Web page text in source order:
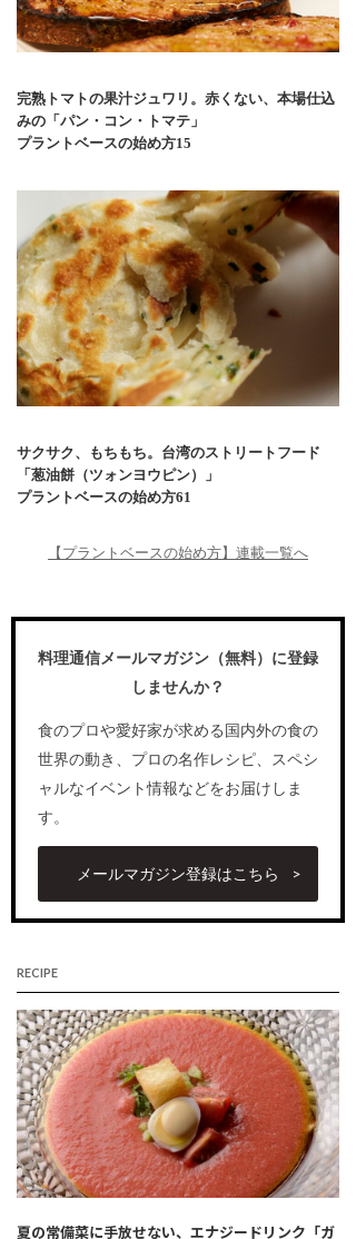
完熟トマトの果汁ジュワリ。赤くない、本場仕込
みの「パン・コン・トマテ」
プラントベースの始め方15
サクサク、もちもち。台湾のストリートフード
「葱油餅（ツォンヨウピン）」
プラントベースの始め方61
【プラントベースの始め方】連載一覧へ
料理通信メールマガジン（無料）に登録
しませんか？
食のプロや愛好家が求める国内外の食の
世界の動き、プロの名作レシピ、スペシ
ャルなイベント情報などをお届けしま
す。
メールマガジン登録はこちら
RECIPE
夏の常備菜に手放せない、エナジードリンク「ガ